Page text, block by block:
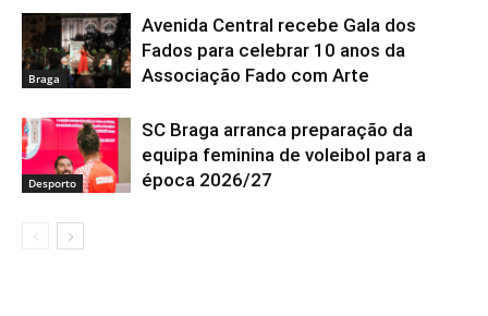
Braga
Avenida Central recebe Gala dos
Fados para celebrar 10 anos da
Associação Fado com Arte
Desporto
SC Braga arranca preparação da
equipa feminina de voleibol para a
época 2026/27